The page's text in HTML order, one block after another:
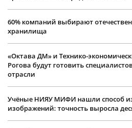
60% компаний выбирают
хранилища
«Октава ДМ» и Технико-
Рогова будут готовить
отрасли
Учëные НИЯУ МИФИ нашли способ
изображений: точность выросла